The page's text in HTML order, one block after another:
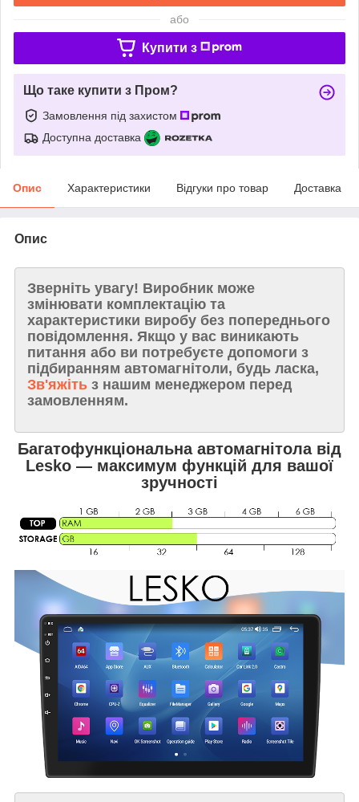
або
Купити з
Що таке купити з Пром?
Замовлення під захистом
Доступна доставка
Опис Характеристики Відгуки про товар Доставка
Опис
Зверніть увагу! Виробник може
змінювати комплектацію та
характеристики виробу без попереднього
повідомлення. Якщо у вас виникають
питання або ви потребуєте допомоги з
підбиранням автомагнітоли, будь ласка,
Зв'яжіть з нашим менеджером перед
замовленням.
Багатофункціональна автомагнітола від
Lesko — максимум функцій для вашої
зручності